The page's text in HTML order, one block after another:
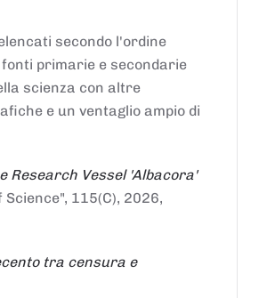
secondo l'ordine
primarie e secondarie
scienza con altre
e un ventaglio ampio di
Research Vessel 'Albacora'
115(C), 2026,
tra censura e